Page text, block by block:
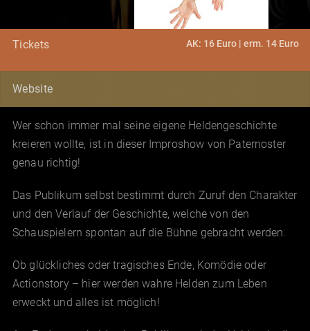
Tickets AK: 16 Euro | erm. 14 Euro
Website
Wer schon immer mal seine eigene Heldengeschichte
kreieren wollte, ist in dieser Improshow von Paternoster
genau richtig!
Das Publikum selbst bestimmt durch Zuruf den Charakter
und den Verlauf der Geschichte, welche von den
Schauspielern spontan auf die Bühne gebracht werden.
Ob glückliches oder tragisches Ende, Komödie oder
Actionstory – hier werden wahre Helden zum Leben
erweckt und alles ist möglich!